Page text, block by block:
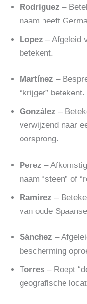
Rodriguez –
naam heeft
Lopez – Afgeleid
betekent.
Martínez –
“krijger” betekent.
González –
verwijzend naar
oorsprong.
Perez –
naam “steen” of
Ramirez –
van oude
Sánchez –
bescherming
Torres – Roept
geografische